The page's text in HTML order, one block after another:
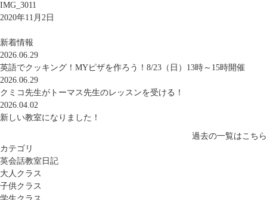
IMG_3011
2020年11月2日
新着情報
2026.06.29
英語でクッキング！MYピザを作ろう！8/23（日）13時～15時開催
2026.06.29
クミコ先生がトーマス先生のレッスンを受ける！
2026.04.02
新しい教室になりました！
過去の一覧はこちら
カテゴリ
英会話教室日記
大人クラス
子供クラス